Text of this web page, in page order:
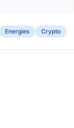
Energies Crypto